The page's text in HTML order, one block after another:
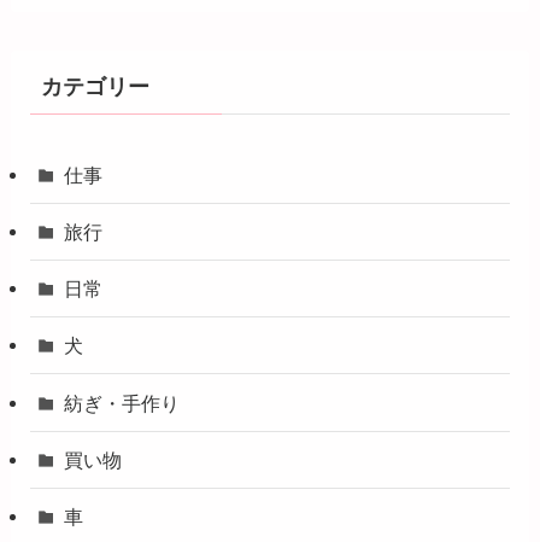
カテゴリー
仕事
旅行
日常
犬
紡ぎ・手作り
買い物
車